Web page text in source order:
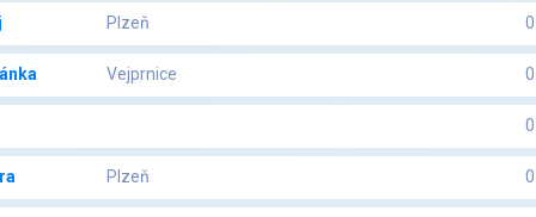
Plzeň 0
Vejprnice 0
0
Plzeň 0